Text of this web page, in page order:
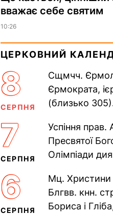
вважає себе святим
10:26
ЦЕРКОВНИЙ
8
СЕРПНЯ
Сщмчч.
Єрмократа,
(близько
Печерського,
7
СЕРПНЯ
Успіння прав.
Пресвятої
Олімпіади
Пам’ять V
6
СЕРПНЯ
Мц. Христини
Блгвв. кнн.
Бориса і